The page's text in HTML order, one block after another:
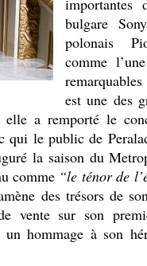
importantes
bulgare
polonais
comme
est une des
elle a remporté le
qui le public de
la saison du
comme “le ténor de
des trésors de
vente sur son
un hommage à son